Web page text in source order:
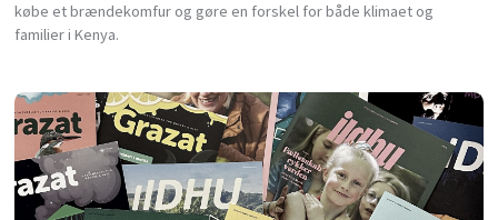
købe et brændekomfur og gøre en forskel for både klimaet og
familier i Kenya.